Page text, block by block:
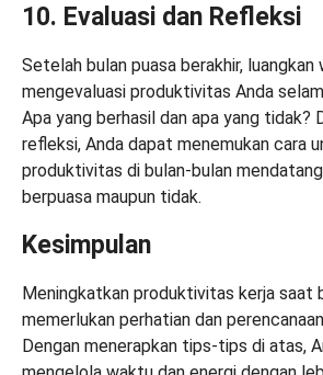
10. Evaluasi dan Refleksi
Setelah bulan puasa berakhir,
mengevaluasi produktivitas Anda
Apa yang berhasil dan apa yang tidak?
refleksi, Anda dapat menemukan cara
produktivitas di bulan-bulan
berpuasa maupun tidak.
Kesimpulan
Meningkatkan produktivitas kerja saat
memerlukan perhatian dan
Dengan menerapkan tips-tips di atas,